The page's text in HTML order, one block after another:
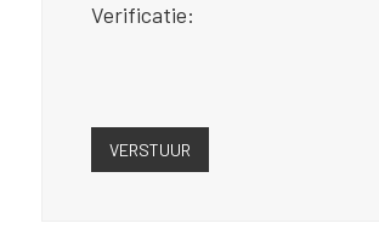
Verificatie: